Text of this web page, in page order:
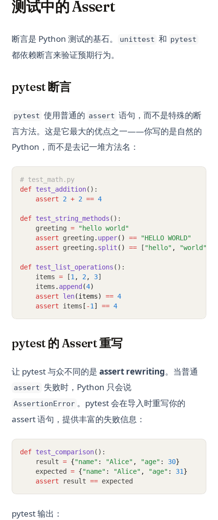
测试中的 Assert
断言是 Python 测试的基石。 unittest 和 pytest
都依赖断言来验证预期行为。
pytest 断言
pytest 使用普通的 assert 语句，而不是特殊的断
言方法。这是它最大的优点之一——你写的是自然的
Python，而不是去记一堆方法名：
# test_math.py
def test_addition():
assert
2 + 2 == 4
def test_string_methods ():
    greeting
=
"hello world"
assert greeting . upper() ==
"HELLO WORLD"
assert greeting . split () == [ "hello" , "world"
def test_list_operations ():
    items
= [1 , 2 , 3]
    items
. append (4)
assert
len(items) == 4
assert items [ -1 ] == 4
pytest 的 Assert 重写
让 pytest 与众不同的是 assert rewriting。当普通
assert 失败时，Python 只会说
AssertionError 。pytest 会在导入时重写你的
assert 语句，提供丰富的失败信息：
def test_comparison():
    result
= {"name" : "Alice" , "age" : 30}
    expected
= {"name" : "Alice" , "age" : 31}
assert result == expected
pytest 输出：